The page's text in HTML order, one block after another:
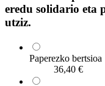
eredu solidario eta
utziz.
Paperezko bertsioa
36,40 €